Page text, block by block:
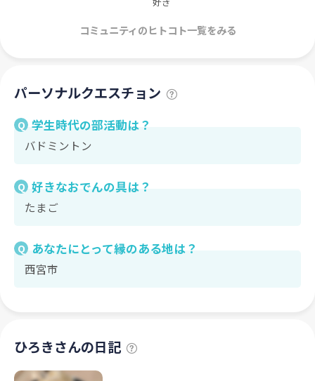
コミュニティのヒトコト一覧をみる
パーソナルクエスチョン
Q 学生時代の部活動は？
バドミントン
Q 好きなおでんの具は？
たまご
Q あなたにとって縁のある地は？
西宮市
ひろきさんの日記